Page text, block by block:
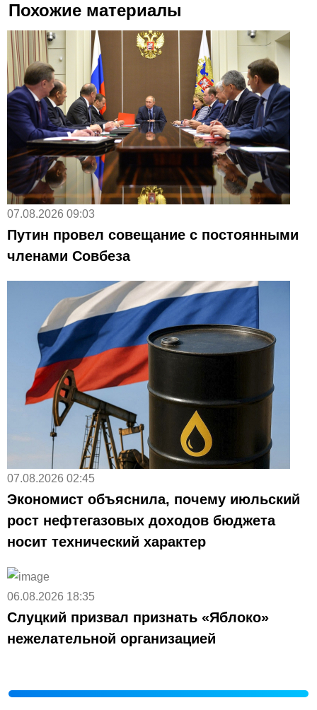
Похожие материалы
07.08.2026 09:03
Путин провел совещание с постоянными
членами Совбеза
07.08.2026 02:45
Экономист объяснила, почему июльский
рост нефтегазовых доходов бюджета
носит технический характер
06.08.2026 18:35
Слуцкий призвал признать «Яблоко»
нежелательной организацией